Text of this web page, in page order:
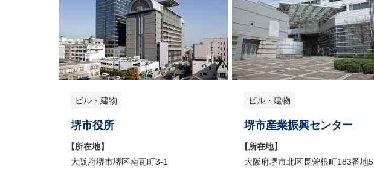
ビル・建物
堺市役所
【所在地】
大阪府堺市堺区南瓦町3-1
ビル・建物
堺市産業振興センター
【所在地】
大阪府堺市北区長曽根町183番地5